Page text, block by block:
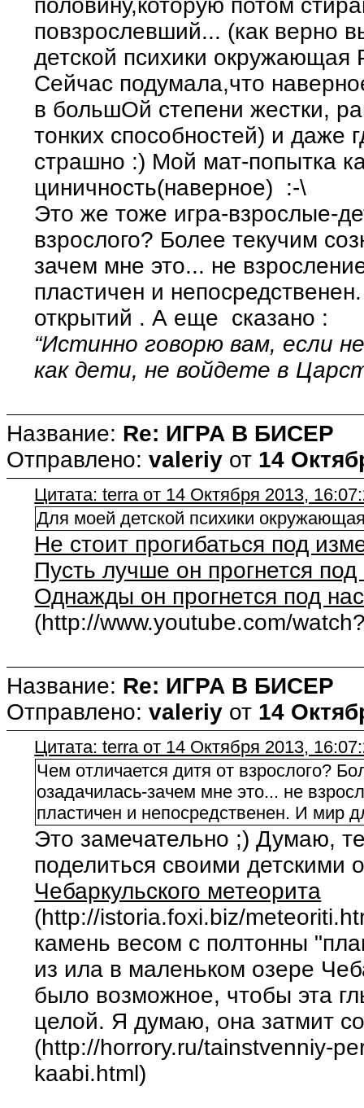
половину,которую потом
повзрослевший... (как верно
детской психики
Сейчас подумала,что
в большОй степени жестки,
тонких способностей) и даже
страшно :) Мой мат-попытка
циничность(наверное) :-\
Это же тоже игра-взрослые-
взрослого? Более текучим
зачем мне это... не
пластичен и
открытий . А еще сказано :
“Истинно говорю вам, если
как дети, не войдете в
Название: Re: ИГРА В БИСЕР
Отправлено: valeriy от 14
Цитата: terra от 14 Октября 2013,
Для моей детской психики
Не стоит прогибаться под
Пусть лучше он прогнется под
Однажды он прогнется под нас
(http://www.youtube.com/
Название: Re: ИГРА В БИСЕР
Отправлено: valeriy от 14
Цитата: terra от 14 Октября 2013,
Чем отличается дитя от взрослого?
озадачилась-зачем мне это... не
пластичен и непосредственен. И мир
Это замечательно ;) Думаю,
поделиться своими детскими
Чебаркульского метеорита
(http://istoria.foxi.biz/
камень весом с полтонны
из ила в маленьком озере
было возможное, чтобы эта
целой. Я думаю, она затмит
(http://horrory.ru/tainstvenniy-
kaabi.html)